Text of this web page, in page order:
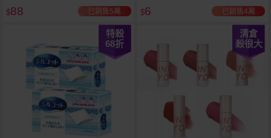
$88 已銷售5萬 $6 已銷售4萬
特殺
68折
清倉
殺很大